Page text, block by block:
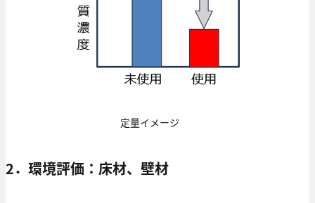
定量イメージ
2．環境評価：床材、壁材